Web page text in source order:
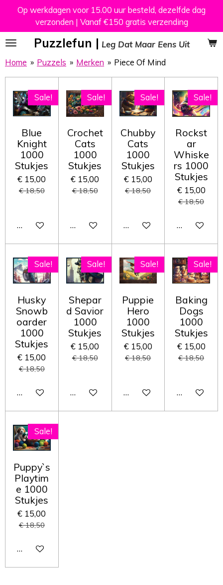
naar
de
hoofdinhoud
Puzzlefun | Leg Dat Maar Eens Uit
Op werkdagen voor 15.00 uur besteld, dezelfde dag
verzonden | Vanaf €150 gratis verzending
Home » Puzzels » Merken » Piece Of Mind
Sale!
Blue
Knight
1000
Stukjes
€ 15,00
€ 18,50
In winkelwagen
Sale!
Crochet
Cats
1000
Stukjes
€ 15,00
€ 18,50
In winkelwagen
Sale!
Chubby
Cats
1000
Stukjes
€ 15,00
€ 18,50
In winkelwagen
Sale!
Rockst
ar
Whiske
rs 1000
Stukjes
€ 15,00
€ 18,50
In
Sale!
Husky
Snowb
oarder
1000
Stukjes
€ 15,00
€ 18,50
In winkelwagen
Sale!
Shepar
d Savior
1000
Stukjes
€ 15,00
€ 18,50
In winkelwagen
Sale!
Puppie
Hero
1000
Stukjes
€ 15,00
€ 18,50
In winkelwagen
Sale!
Baking
Dogs
1000
Stukjes
€ 15,00
€ 18,50
In
Sale!
Puppy`s
Playtim
e 1000
Stukjes
€ 15,00
€ 18,50
In winkelwagen